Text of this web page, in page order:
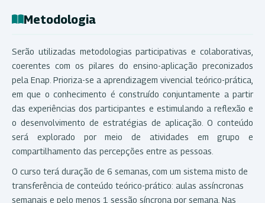
Metodologia
Serão utilizadas metodologias participativas e colaborativas,
coerentes com os pilares do ensino-aplicação preconizados
pela Enap. Prioriza-se a aprendizagem vivencial teórico-prática,
em que o conhecimento é construído conjuntamente a partir
das experiências dos participantes e estimulando a reflexão e
o desenvolvimento de estratégias de aplicação. O conteúdo
será explorado por meio de atividades em grupo e
compartilhamento das percepções entre as pessoas.
O curso terá duração de 6 semanas, com um sistema misto de
transferência de conteúdo teórico-prático: aulas assíncronas
semanais e pelo menos 1 sessão síncrona por semana. Nas